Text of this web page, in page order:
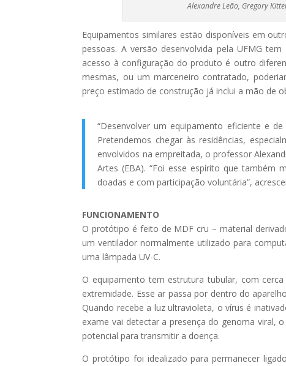
Alexandre Leão, Gregory
Equipamentos similares estão disponíveis em
pessoas. A versão desenvolvida pela UFMG
acesso à configuração do produto é outro
mesmas, ou um marceneiro contratado,
preço estimado de construção já inclui a mão de
“Desenvolver um equipamento eficiente e
Pretendemos chegar às residências,
envolvidos na empreitada, o professor
Artes (EBA). “Foi esse espírito que
doadas e com participação voluntária”,
FUNCIONAMENTO
O protótipo é feito de MDF cru – material
um ventilador normalmente utilizado para
uma lâmpada UV-C.
O equipamento tem estrutura tubular, com
extremidade. Esse ar passa por dentro do
Quando recebe a luz ultravioleta, o vírus é
exame vai detectar a presença do genoma viral,
potencial para transmitir a doença.
O protótipo foi idealizado para permanecer